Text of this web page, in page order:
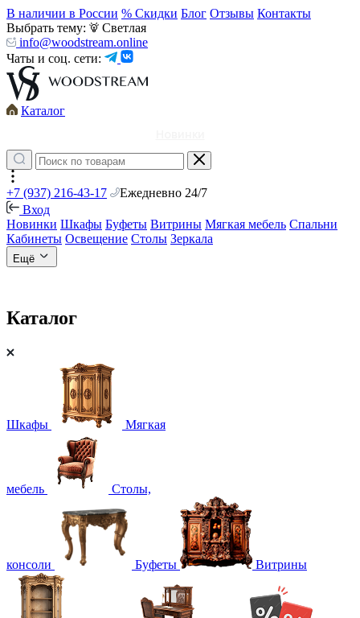
В наличии в России % Скидки Блог Отзывы Контакты
Выбрать тему:
Светлая
info@woodstream.online
Чаты и соц. сети:
Каталог
+7 (937) 216-43-17
Ежедневно 24/7
Вход
Новинки Шкафы Буфеты Витрины Мягкая мебель Спальни
Кабинеты Освещение Столы Зеркала
Ещё
Каталог
Шкафы Мягкая
мебель Столы,
консоли Буфеты Витрины